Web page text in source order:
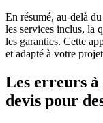
En résumé, au-delà
les services inclus, la
les garanties. Cette
et adapté à votre
Les erreurs à
devis pour